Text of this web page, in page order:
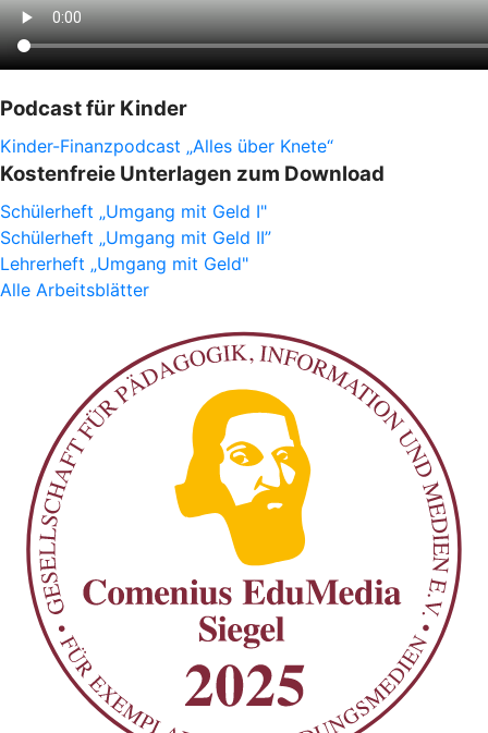
Podcast für Kinder
Kinder-Finanzpodcast „Alles über Knete“
Kostenfreie Unterlagen zum Download
Schülerheft „Umgang mit Geld I"
Schülerheft „Umgang mit Geld II”
Lehrerheft „Umgang mit Geld"
Alle Arbeitsblätter